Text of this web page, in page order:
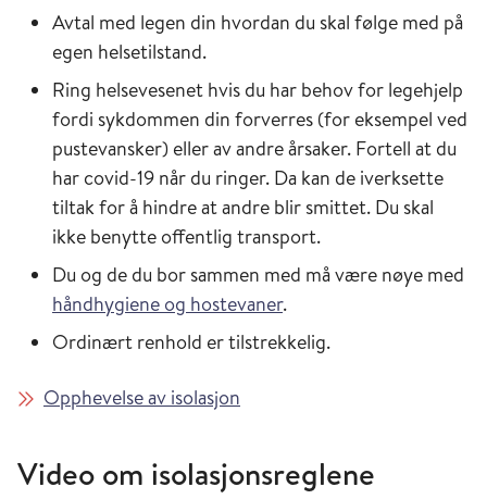
Avtal med legen din hvordan du skal følge med på
egen helsetilstand.
Ring helsevesenet hvis du har behov for legehjelp
fordi sykdommen din forverres (for eksempel ved
pustevansker) eller av andre årsaker. Fortell at du
har covid-19 når du ringer. Da kan de iverksette
tiltak for å hindre at andre blir smittet. Du skal
ikke benytte offentlig transport.
Du og de du bor sammen med må være nøye med
håndhygiene og hostevaner.
Ordinært renhold er tilstrekkelig.
Opphevelse av isolasjon
Video om isolasjonsreglene